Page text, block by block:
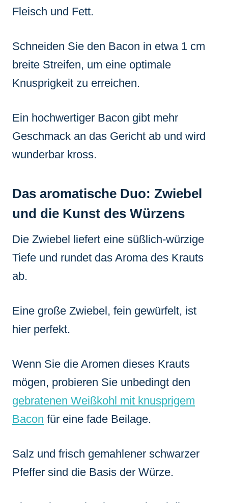
Fleisch und Fett.
Schneiden Sie den Bacon in etwa 1 cm
breite Streifen, um eine optimale
Knusprigkeit zu erreichen.
Ein hochwertiger Bacon gibt mehr
Geschmack an das Gericht ab und wird
wunderbar kross.
Das aromatische Duo: Zwiebel
und die Kunst des Würzens
Die Zwiebel liefert eine süßlich-würzige
Tiefe und rundet das Aroma des Krauts
ab.
Eine große Zwiebel, fein gewürfelt, ist
hier perfekt.
Wenn Sie die Aromen dieses Krauts
mögen, probieren Sie unbedingt den
gebratenen Weißkohl mit knusprigem
Bacon für eine fade Beilage.
Salz und frisch gemahlener schwarzer
Pfeffer sind die Basis der Würze.